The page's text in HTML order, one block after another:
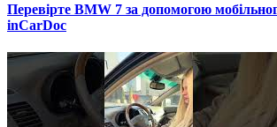
Перевірте BMW 7 за допомогою
inCarDoc